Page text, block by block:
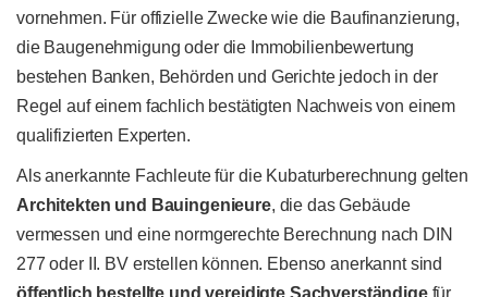
vornehmen. Für offizielle Zwecke wie die Baufinanzierung,
die Baugenehmigung oder die Immobilienbewertung
bestehen Banken, Behörden und Gerichte jedoch in der
Regel auf einem fachlich bestätigten Nachweis von einem
qualifizierten Experten.
Als anerkannte Fachleute für die Kubaturberechnung gelten
Architekten und Bauingenieure, die das Gebäude
vermessen und eine normgerechte Berechnung nach DIN
277 oder II. BV erstellen können. Ebenso anerkannt sind